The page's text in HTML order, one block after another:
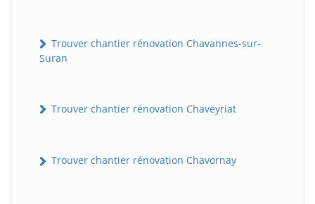
Trouver chantier rénovation Chavannes-sur-
Suran
Trouver chantier rénovation Chaveyriat
Trouver chantier rénovation Chavornay